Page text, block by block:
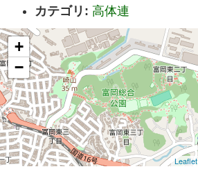
カテゴリ: 高体連
+
−
Leaflet